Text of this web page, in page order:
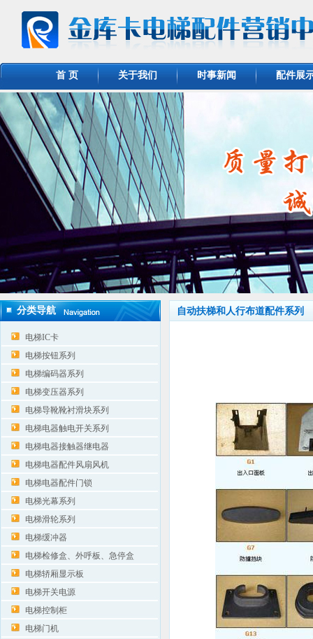
首 页 关于我们 时事新闻 配件展
分类导航
电梯IC卡
电梯按钮系列
电梯编码器系列
电梯变压器系列
电梯导靴靴衬滑块系列
电梯电器触电开关系列
电梯电器接触器继电器
电梯电器配件风扇风机
电梯电器配件门锁
电梯光幕系列
电梯滑轮系列
电梯缓冲器
电梯检修盒、外呼板、急停盒
电梯轿厢显示板
电梯开关电源
电梯控制柜
电梯门机
自动扶梯和人行布道配件系列